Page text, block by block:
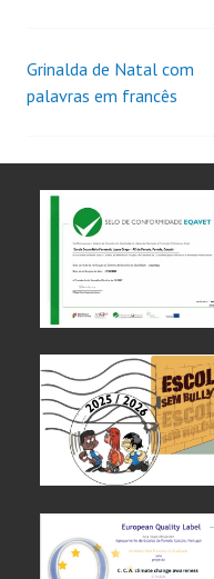
Grinalda de Natal com
palavras em francês